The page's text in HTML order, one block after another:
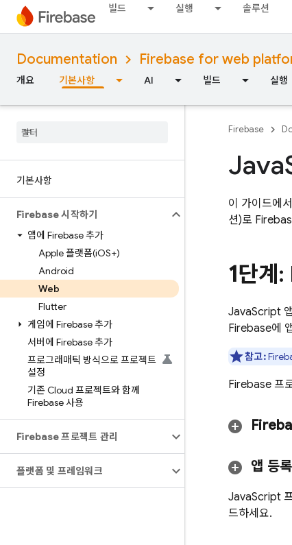
빌드 실행 솔루션
Documentation Firebase for web
개요 기본사항 AI 빌드 실행
기본사항
Firebase 시작하기
앱에 Firebase 추가
Apple 플랫폼(iOS+)
Android
Web
Flutter
게임에 Firebase 추가
서버에 Firebase 추가
프로그래매틱 방식으로 프로젝트
설정
기존 Cloud 프로젝트와 함께
Firebase 사용
Firebase 프로젝트 관리
플랫폼 및 프레임워크
Firebase
Java
이 가이드에
션)로
1단계 :
JavaScript
Firebase에
참고:
Firebase 프
앱 등록
JavaScript
드하세요.